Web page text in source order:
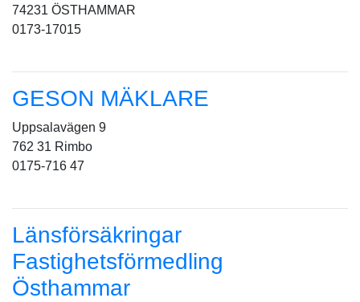
74231 ÖSTHAMMAR
0173-17015
GESON MÄKLARE
Uppsalavägen 9
762 31 Rimbo
0175-716 47
Länsförsäkringar
Fastighetsförmedling
Östhammar